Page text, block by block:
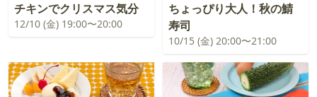
チキンでクリスマス気分
12/10 (金) 19:00〜20:00
ちょっぴり大人！秋の鯖
寿司
10/15 (金) 20:00〜21:00